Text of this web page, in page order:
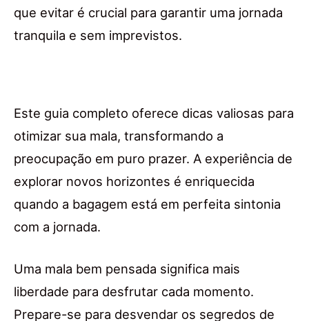
que evitar é crucial para garantir uma jornada
tranquila e sem imprevistos.
Este guia completo oferece dicas valiosas para
otimizar sua mala, transformando a
preocupação em puro prazer. A experiência de
explorar novos horizontes é enriquecida
quando a bagagem está em perfeita sintonia
com a jornada.
Uma mala bem pensada significa mais
liberdade para desfrutar cada momento.
Prepare-se para desvendar os segredos de